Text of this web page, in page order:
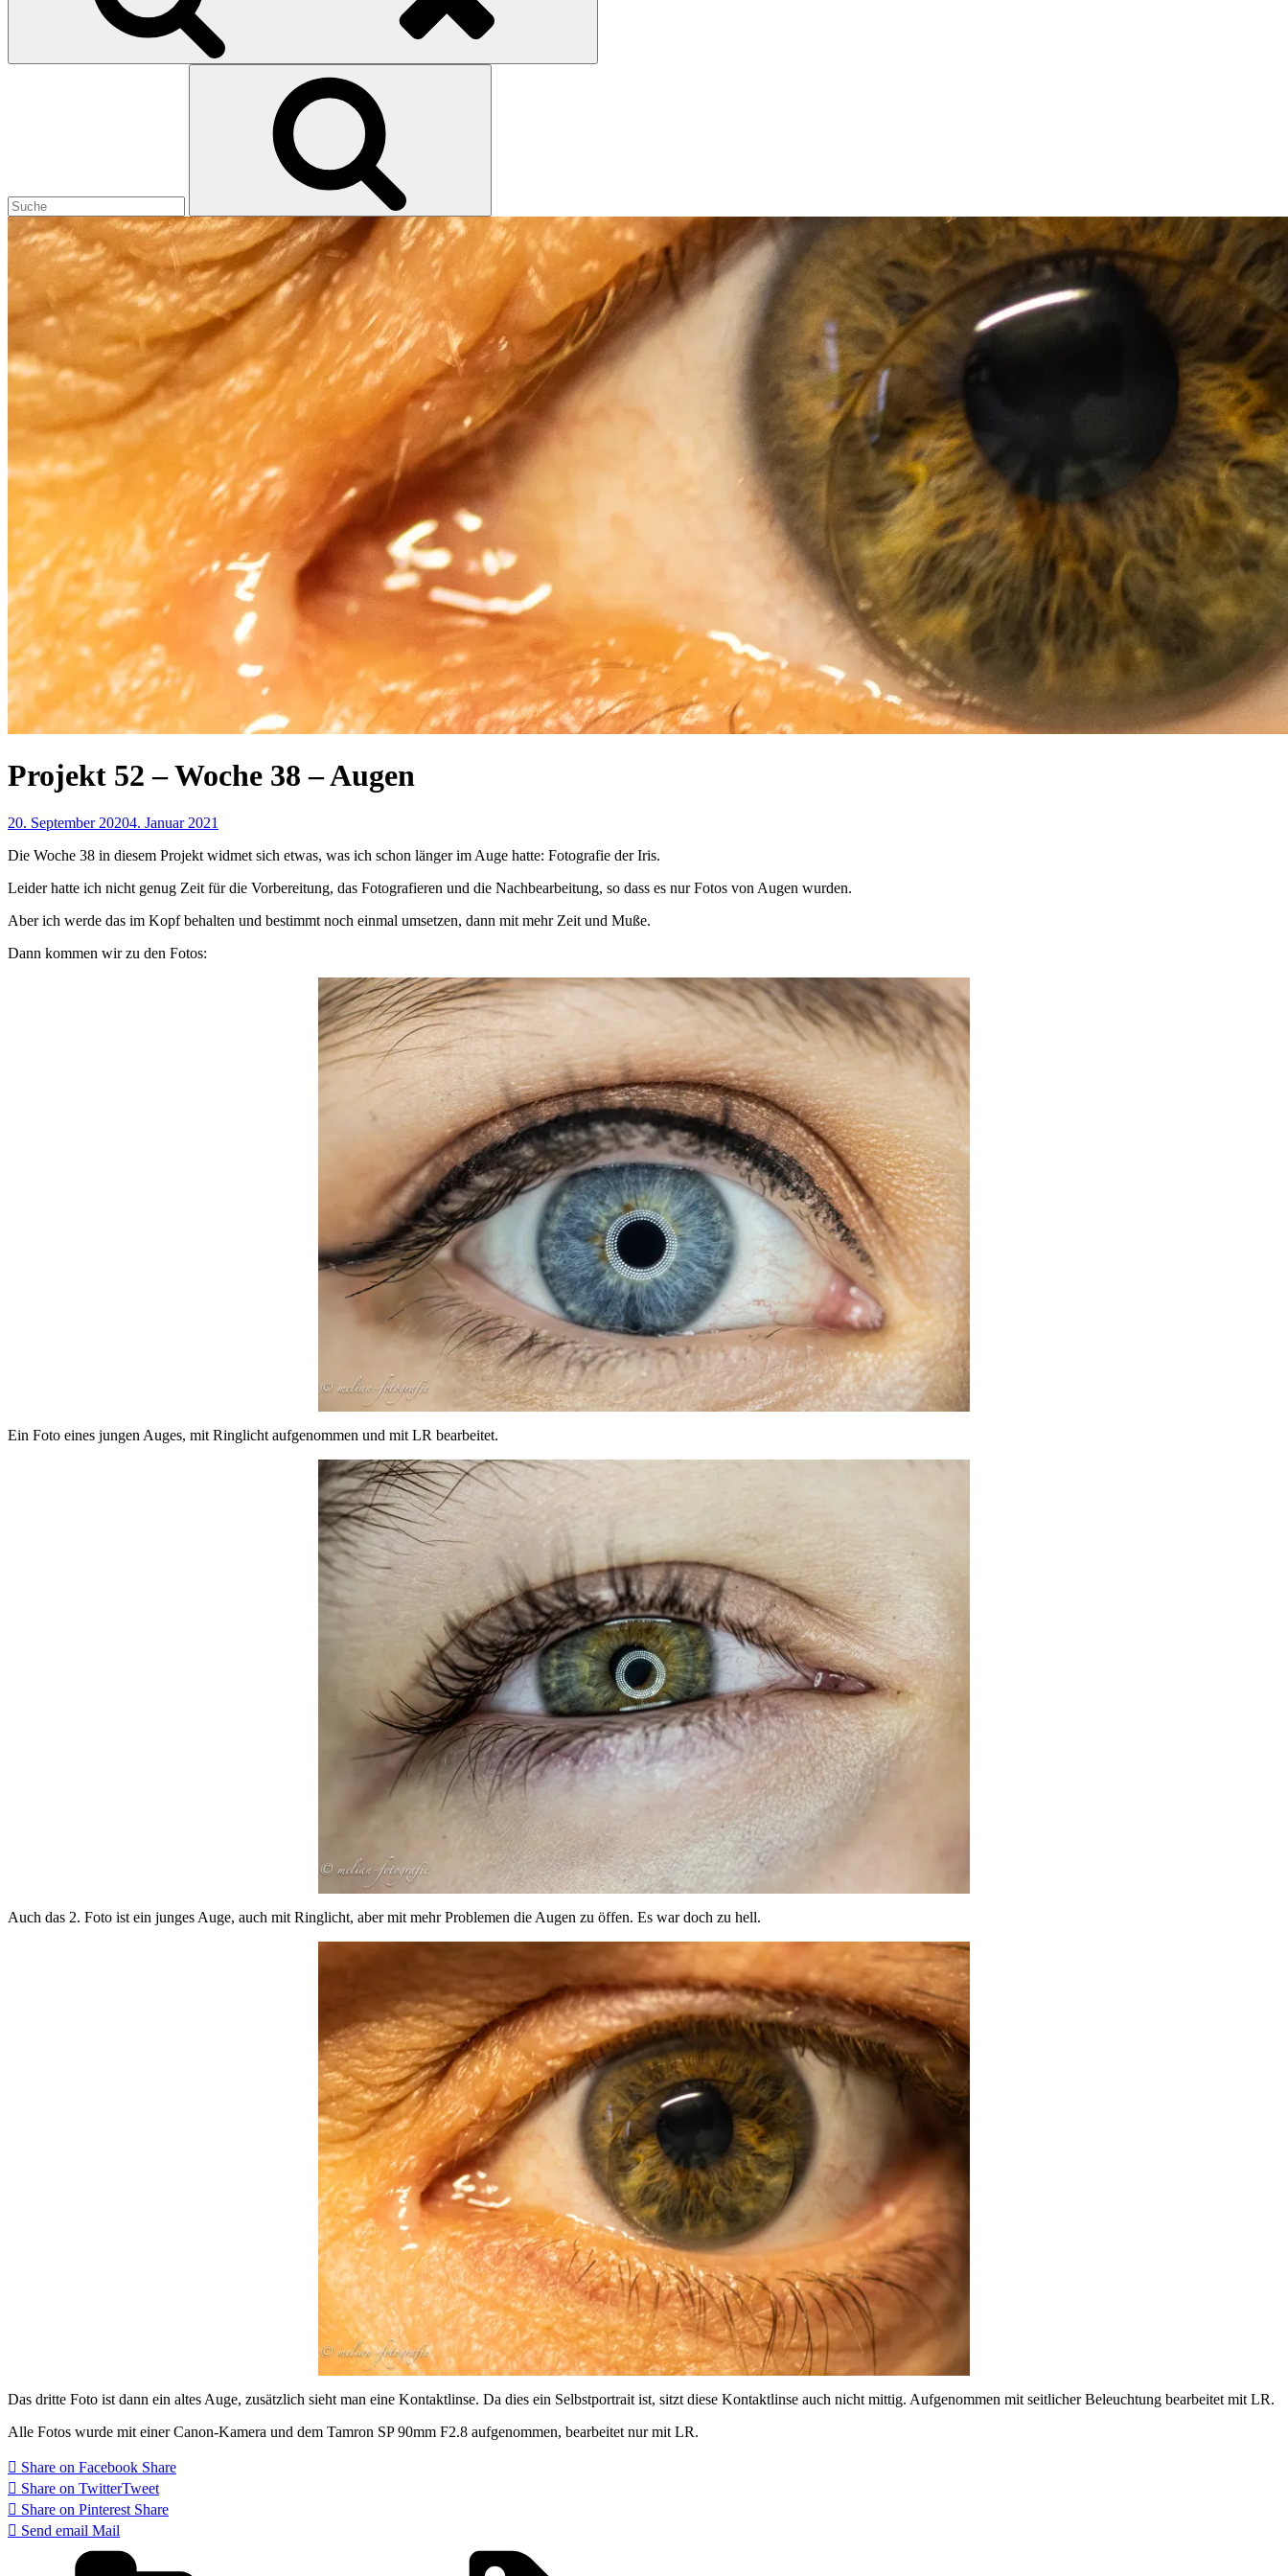
Projekt 52 – Woche 38 – Augen
20. September 20204. Januar 2021
Die Woche 38 in diesem Projekt widmet sich etwas, was ich schon länger im Auge hatte: Fotografie der Iris.
Leider hatte ich nicht genug Zeit für die Vorbereitung, das Fotografieren und die Nachbearbeitung, so dass es nur Fotos von Augen wurden.
Aber ich werde das im Kopf behalten und bestimmt noch einmal umsetzen, dann mit mehr Zeit und Muße.
Dann kommen wir zu den Fotos:
Ein Foto eines jungen Auges, mit Ringlicht aufgenommen und mit LR bearbeitet.
Auch das 2. Foto ist ein junges Auge, auch mit Ringlicht, aber mit mehr Problemen die Augen zu öffen. Es war doch zu hell.
Das dritte Foto ist dann ein altes Auge, zusätzlich sieht man eine Kontaktlinse. Da dies ein Selbstportrait ist, sitzt diese Kontaktlinse auch nicht mittig. Aufgenommen mit seitlicher Beleuchtung bearbeitet mit LR.
Alle Fotos wurde mit einer Canon-Kamera und dem Tamron SP 90mm F2.8 aufgenommen, bearbeitet nur mit LR.
Share on Facebook Share
Share on TwitterTweet
Share on Pinterest Share
Send email Mail